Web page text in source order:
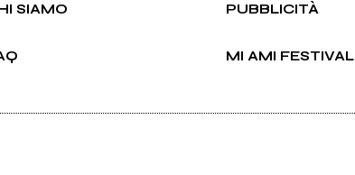
SIAMO PUBBLICITÀ
MI AMI FESTIVAL